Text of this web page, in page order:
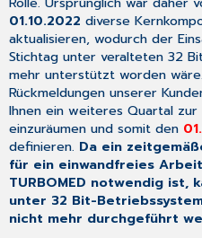
&
Änderungen
3.1
Prüflauf
Kodierregelwerk
mit
Teilabrechnung/
Notfalldatenpaket
3.2
E-
Rezept
Performance-
01.10.2022 diverse
aktualisieren, wodurch der
Stichtag unter veralteten 32
mehr unterstützt worden
Rückmeldungen unserer
Ihnen ein weiteres Quartal
einzuräumen und somit den
definieren. Da ein
für ein einwandfreies
TURBOMED notwendig ist,
unter 32 Bit-
nicht mehr durchgeführt